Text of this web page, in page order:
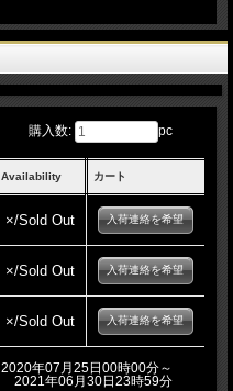
購入数: pc
Availability カート
×/Sold Out 入荷連絡を希望
×/Sold Out 入荷連絡を希望
×/Sold Out 入荷連絡を希望
2020年07月25日00時00分～
2021年06月30日23時59分